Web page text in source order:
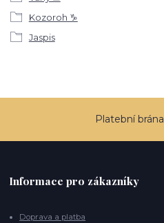
Kozoroh ♑
Jaspis
Platební brána
Informace pro zákazníky
Doprava a platba